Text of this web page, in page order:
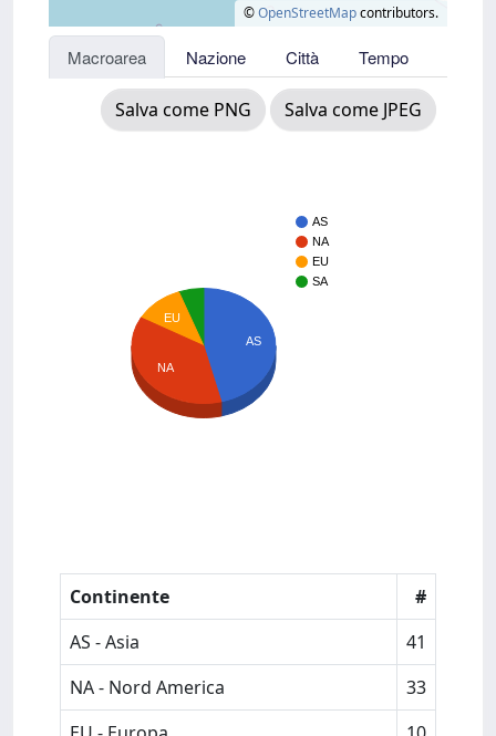
©OpenStreetMapcontributors.
Macroarea Nazione Città Tempo
Salva come PNG Salva come JPEG
AS
NA
EU
SA
AS
EU
NA
Continente
#
AS - Asia
41
NA - Nord America
33